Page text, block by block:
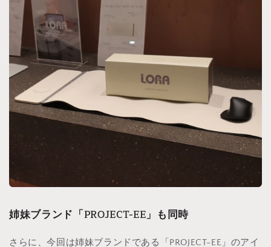
姉妹ブランド「PROJECT-EE」も同時
さらに、今回は姉妹ブランドである「PROJECT-EE」のアイ